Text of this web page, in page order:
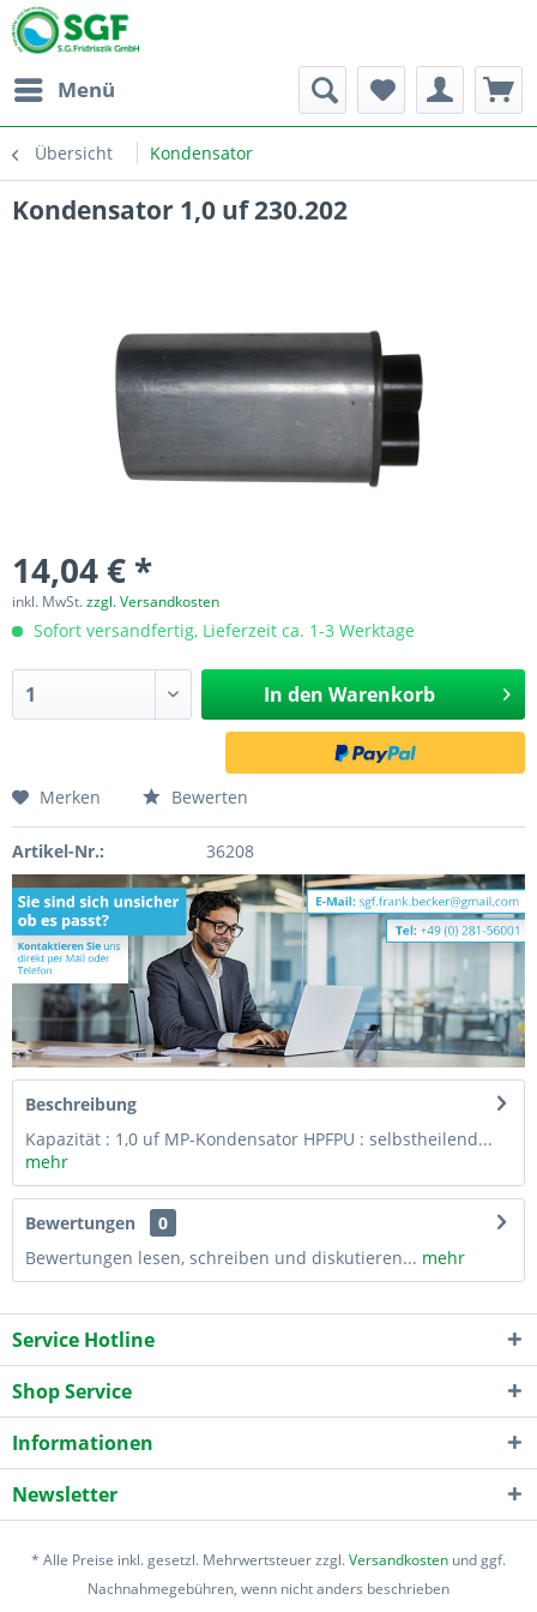
Menü
Übersicht Kondensator
Kondensator 1,0 uf 230.202
14,04 € *
inkl. MwSt.zzgl. Versandkosten
Sofort versandfertig, Lieferzeit ca. 1-3 Werktage
In den Warenkorb
Merken Bewerten
Artikel-Nr.: 36208
Beschreibung
Kapazität : 1,0 uf MP-Kondensator HPFPU : selbstheilend...
mehr
Bewertungen
0
Bewertungen lesen, schreiben und diskutieren... mehr
Service Hotline
Shop Service
Informationen
Newsletter
* Alle Preise inkl. gesetzl. Mehrwertsteuer zzgl.Versandkosten und ggf.
Nachnahmegebühren, wenn nicht anders beschrieben